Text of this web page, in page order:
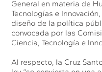
General en materia de
Tecnologías e
diseño de la política
convocada por las
Ciencia, Tecnología e
Al respecto, la Cruz